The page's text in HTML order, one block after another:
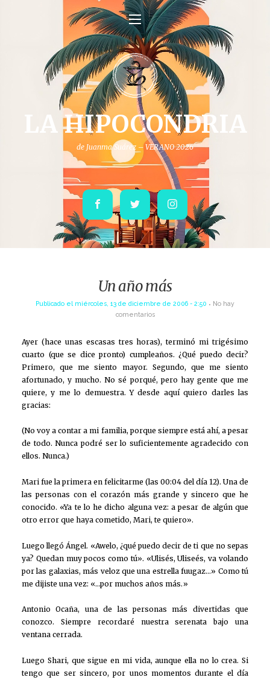
LA HIPOCONDRIA
de Juanma Suárez – VERANO 2026
Facebook Twitter Instagram
Un año más
Publicado el miércoles, 13 de diciembre de 2006 - 2:50
No hay
comentarios
Ayer (hace unas escasas tres horas), terminó mi trigésimo
cuarto (que se dice pronto) cumpleaños. ¿Qué puedo decir?
Primero, que me siento mayor. Segundo, que me siento
afortunado, y mucho. No sé porqué, pero hay gente que me
quiere, y me lo demuestra. Y desde aquí quiero darles las
gracias:
(No voy a contar a mi familia, porque siempre está ahí, a pesar
de todo. Nunca podré ser lo suficientemente agradecido con
ellos. Nunca.)
Mari fue la primera en felicitarme (las 00:04 del día 12). Una de
las personas con el corazón más grande y sincero que he
conocido. «Ya te lo he dicho alguna vez: a pesar de algún que
otro error que haya cometido, Mari, te quiero».
Luego llegó Ángel. «Awelo, ¿qué puedo decir de ti que no sepas
ya? Quedan muy pocos como tú». «Ulisés, Uliseés, va volando
por las galaxias, más veloz que una estrella fuugaz…» Como tú
me dijiste una vez: «…por muchos años más.»
Antonio Ocaña, una de las personas más divertidas que
conozco. Siempre recordaré nuestra serenata bajo una
ventana cerrada.
Luego Shari, que sigue en mi vida, aunque ella no lo crea. Si
tengo que ser sincero, por unos momentos durante el día